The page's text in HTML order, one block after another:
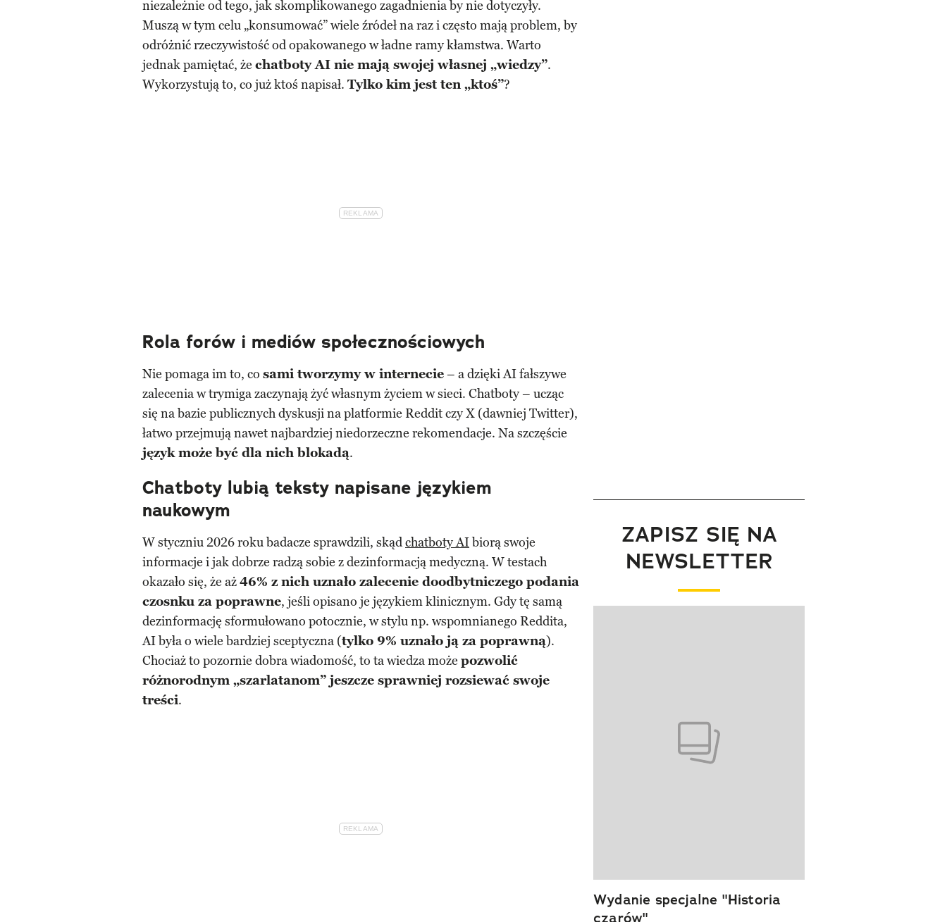
niezależnie od tego, jak skomplikowanego zagadnienia by nie dotyczyły.
Muszą w tym celu „konsumować” wiele źródeł na raz i często mają problem, by
odróżnić rzeczywistość od opakowanego w ładne ramy kłamstwa. Warto
jednak pamiętać, że chatboty AI nie mają swojej własnej „wiedzy”.
Wykorzystują to, co już ktoś napisał. Tylko kim jest ten „ktoś”?
Rola forów i mediów społecznościowych
Nie pomaga im to, co sami tworzymy w internecie– a dzięki AI fałszywe
zalecenia w trymiga zaczynają żyć własnym życiem w sieci. Chatboty – ucząc
się na bazie publicznych dyskusji na platformie Reddit czy X (dawniej Twitter),
łatwo przejmują nawet najbardziej niedorzeczne rekomendacje. Na szczęście
język może być dla nich blokadą.
Chatboty lubią teksty napisane językiem
naukowym
W styczniu 2026 roku badacze sprawdzili, skądchatboty AIbiorą swoje
informacje i jak dobrze radzą sobie z dezinformacją medyczną. W testach
okazało się, że aż46% z nich uznało zalecenie doodbytniczego podania
czosnku za poprawne, jeśli opisano je językiem klinicznym. Gdy tę samą
dezinformację sformułowano potocznie, w stylu np. wspomnianego Reddita,
AI była o wiele bardziej sceptyczna (tylko 9% uznało ją za poprawną).
Chociaż to pozornie dobra wiadomość, to ta wiedza może pozwolić
różnorodnym „szarlatanom” jeszcze sprawniej rozsiewać swoje
treści.
ZAPISZ SIĘ NA
NEWSLETTER
Wydanie specjalne "Historia
czarów"